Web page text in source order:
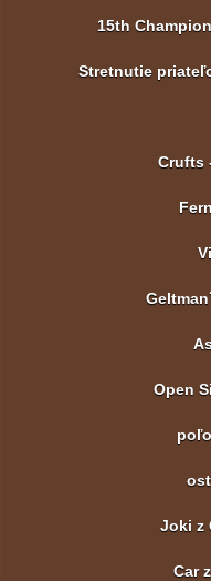
15th
Stretnutie
Crufts
Open
Joki z
Car